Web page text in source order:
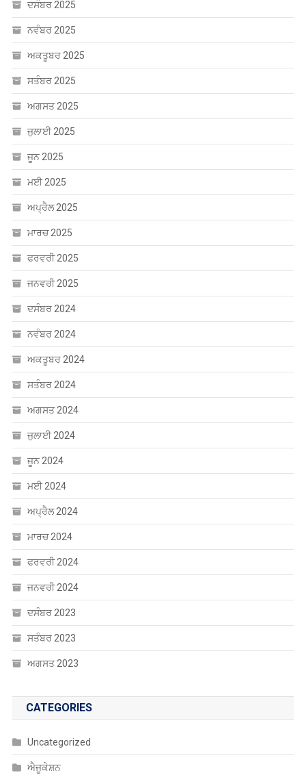
ਨਵੰਬਰ 2025
ਅਕਤੂਬਰ 2025
ਸਤੰਬਰ 2025
ਅਗਸਤ 2025
ਜੁਲਾਈ 2025
ਜੂਨ 2025
ਮਈ 2025
ਅਪ੍ਰੈਲ 2025
ਮਾਰਚ 2025
ਫਰਵਰੀ 2025
ਜਨਵਰੀ 2025
ਦਸੰਬਰ 2024
ਨਵੰਬਰ 2024
ਅਕਤੂਬਰ 2024
ਸਤੰਬਰ 2024
ਅਗਸਤ 2024
ਜੁਲਾਈ 2024
ਜੂਨ 2024
ਮਈ 2024
ਅਪ੍ਰੈਲ 2024
ਮਾਰਚ 2024
ਫਰਵਰੀ 2024
ਜਨਵਰੀ 2024
ਦਸੰਬਰ 2023
ਸਤੰਬਰ 2023
ਅਗਸਤ 2023
ਐਜੂਕੇਸ਼ਨ
ਸੰਸਾਰ